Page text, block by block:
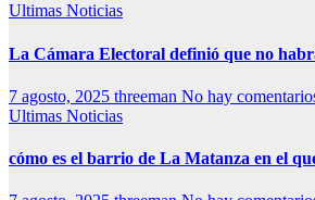
Ultimas Noticias
La Cámara Electoral definió que no
7 agosto, 2025 threeman No hay
Ultimas Noticias
cómo es el barrio de La Matanza en el